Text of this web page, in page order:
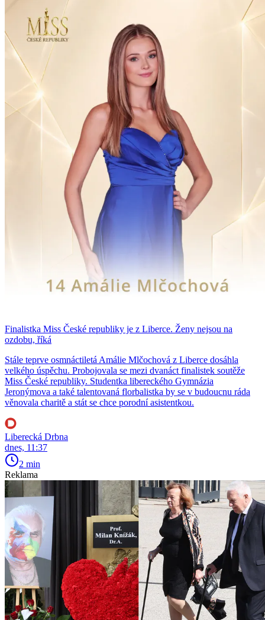
Finalistka Miss České republiky je z Liberce. Ženy nejsou na
ozdobu, říká
Stále teprve osmnáctiletá Amálie Mlčochová z Liberce dosáhla
velkého úspěchu. Probojovala se mezi dvanáct finalistek soutěže
Miss České republiky. Studentka libereckého Gymnázia
Jeronýmova a také talentovaná florbalistka by se v budoucnu ráda
věnovala charitě a stát se chce porodní asistentkou.
Liberecká Drbna
dnes, 11:37
2 min
Reklama